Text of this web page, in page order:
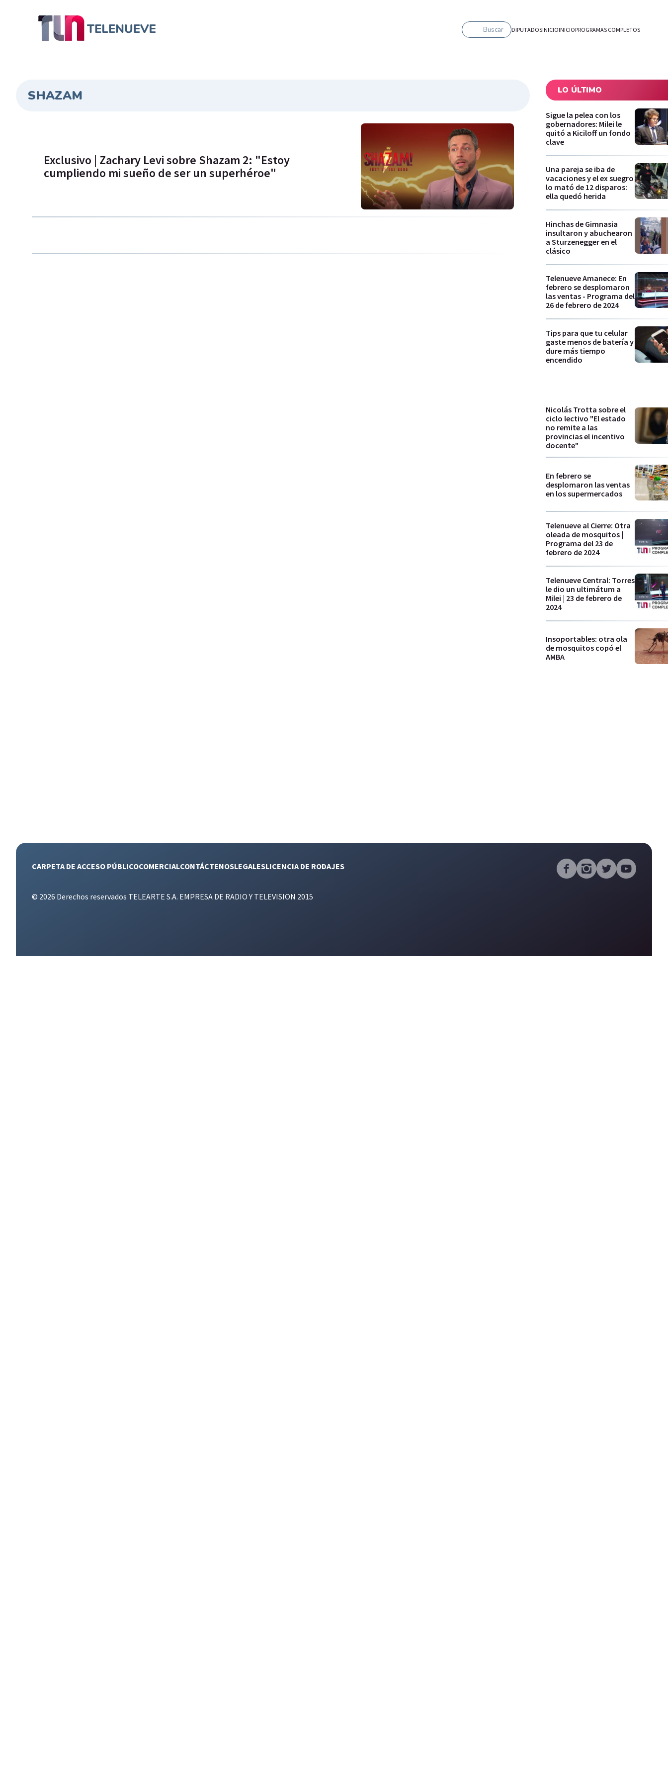
Buscar DIPUTADOSINICIOINICIOPROGRAMAS COMPLETOS
SHAZAM
Exclusivo | Zachary Levi sobre Shazam 2: "Estoy
cumpliendo mi sueño de ser un superhéroe"
LO ÚLTIMO
Sigue la pelea con los
gobernadores: Milei le
quitó a Kiciloff un fondo
clave
Una pareja se iba de
vacaciones y el ex suegro
lo mató de 12 disparos:
ella quedó herida
Hinchas de Gimnasia
insultaron y abuchearon
a Sturzenegger en el
clásico
Telenueve Amanece: En
febrero se desplomaron
las ventas - Programa del
26 de febrero de 2024
Tips para que tu celular
gaste menos de batería y
dure más tiempo
encendido
Nicolás Trotta sobre el
ciclo lectivo "El estado
no remite a las
provincias el incentivo
docente"
En febrero se
desplomaron las ventas
en los supermercados
Telenueve al Cierre: Otra
oleada de mosquitos |
Programa del 23 de
febrero de 2024
Telenueve Central: Torres
le dio un ultimátum a
Milei | 23 de febrero de
2024
Insoportables: otra ola
de mosquitos copó el
AMBA
CARPETA DE ACCESO PÚBLICOCOMERCIALCONTÁCTENOSLEGALESLICENCIA DE RODAJES
© 2026 Derechos reservados TELEARTE S.A. EMPRESA DE RADIO Y TELEVISION 2015